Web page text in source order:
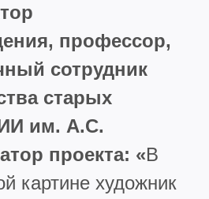
профессор,
сотрудник
старых
им. А.С.
проекта: «В
картине художник